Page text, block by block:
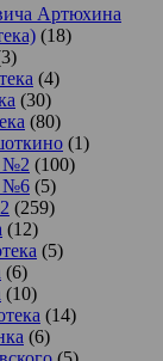
Артюхина
(18)
(4)
(30)
(80)
(1)
№2 (100)
№6 (5)
(259)
(12)
(5)
(6)
(10)
(14)
(6)